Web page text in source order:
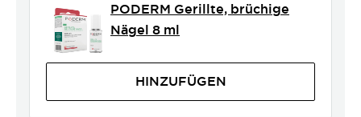
PODERM Gerillte, brüchige
Nägel 8 ml
HINZUFÜGEN